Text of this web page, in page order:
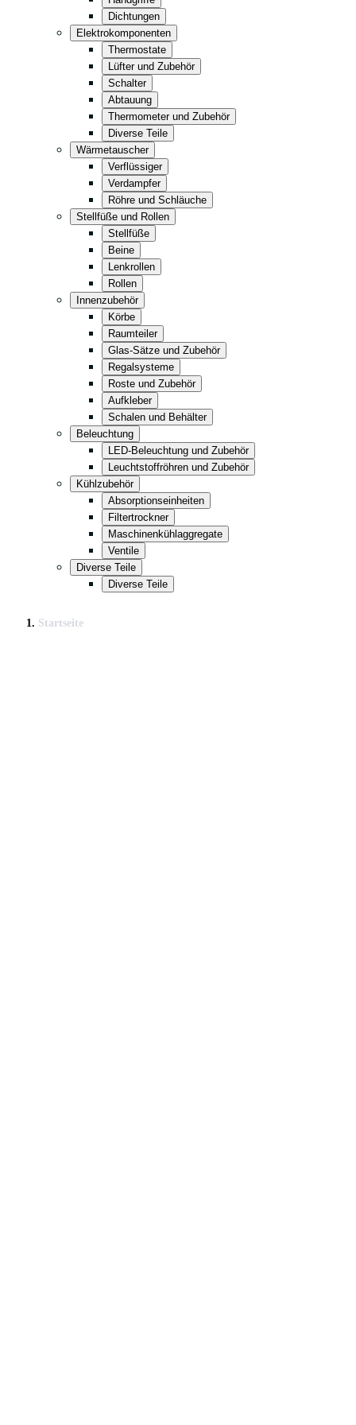
Convenience
Einzelhandel
Komplett in Schwarz
Küche
Lagerung
Fastfood
Dichtungen
Elektrokomponenten
Thermostate
Lüfter und Zubehör
Schalter
Abtauung
Thermometer und Zubehör
Diverse Teile
Wärmetauscher
Verflüssiger
Verdampfer
Röhre und Schläuche
Stellfüße und Rollen
Stellfüße
Beine
Lenkrollen
Rollen
Innenzubehör
Körbe
Raumteiler
Glas-Sätze und Zubehör
Regalsysteme
Roste und Zubehör
Aufkleber
Schalen und Behälter
Beleuchtung
LED-Beleuchtung und Zubehör
Leuchtstoffröhren und Zubehör
Kühlzubehör
Absorptionseinheiten
Filtertrockner
Maschinenkühlaggregate
Ventile
Diverse Teile
Diverse Teile
Startseite